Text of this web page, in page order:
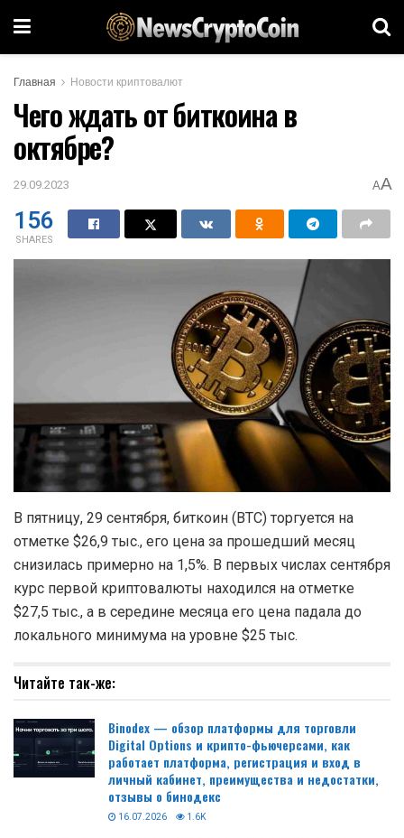
Главная Новости криптовалют
Чего ждать от биткоина в
октябре?
29.09.2023 AA
156
SHARES
В пятницу, 29 сентября, биткоин (BTC) торгуется на
отметке $26,9 тыс., его цена за прошедший месяц
снизилась примерно на 1,5%. В первых числах сентября
курс первой криптовалюты находился на отметке
$27,5 тыс., а в середине месяца его цена падала до
локального минимума на уровне $25 тыс.
Читайте так-же:
Binodex — обзор платформы для торговли
Digital Options и крипто-фьючерсами, как
работает платформа, регистрация и вход в
личный кабинет, преимущества и недостатки,
отзывы о бинодекс
16.07.2026 1.6K